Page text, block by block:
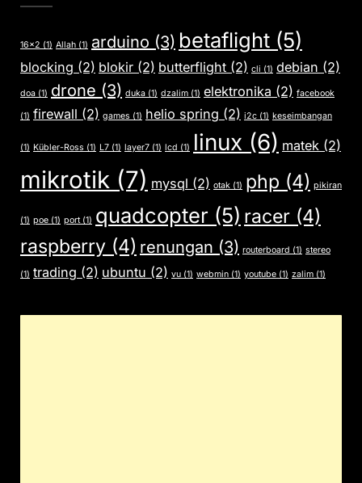
16x2 (1) Allah (1) arduino (3) betaflight (5)
blocking (2) blokir (2) butterflight (2) cli (1) debian (2)
doa (1) drone (3) duka (1) dzalim (1) elektronika (2) facebook
(1) firewall (2) games (1) helio spring (2) i2c (1) keseimbangan
(1) Kübler-Ross (1) L7 (1) layer7 (1) lcd (1) linux (6) matek (2)
mikrotik (7) mysql (2) otak (1) php (4) pikiran
(1) poe (1) port(1) quadcopter (5) racer (4)
raspberry (4) renungan (3) routerboard (1) stereo
(1) trading (2) ubuntu (2) vu (1) webmin (1) youtube (1) zalim (1)